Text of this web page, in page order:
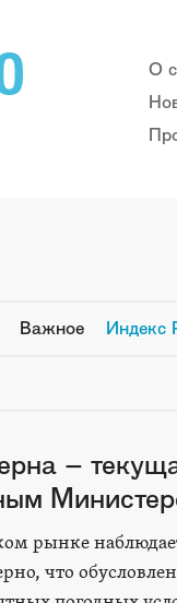
О
Важное Индекс
–
рынке
что